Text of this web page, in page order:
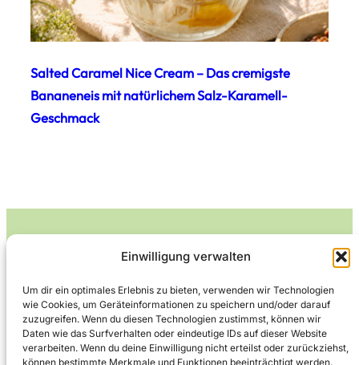
Einwilligung verwalten
Um dir ein optimales Erlebnis zu bieten, verwenden wir Technologien
wie Cookies, um Geräteinformationen zu speichern und/oder darauf
zuzugreifen. Wenn du diesen Technologien zustimmst, können wir
Daten wie das Surfverhalten oder eindeutige IDs auf dieser Website
verarbeiten. Wenn du deine Einwilligung nicht erteilst oder zurückziehst,
können bestimmte Merkmale und Funktionen beeinträchtigt werden.
Salted Caramel Nice Cream – Das cremigste
Bananeneis mit natürlichem Salz-Karamell-
Geschmack
Leckerlife
Lecker essen – gesund leben.